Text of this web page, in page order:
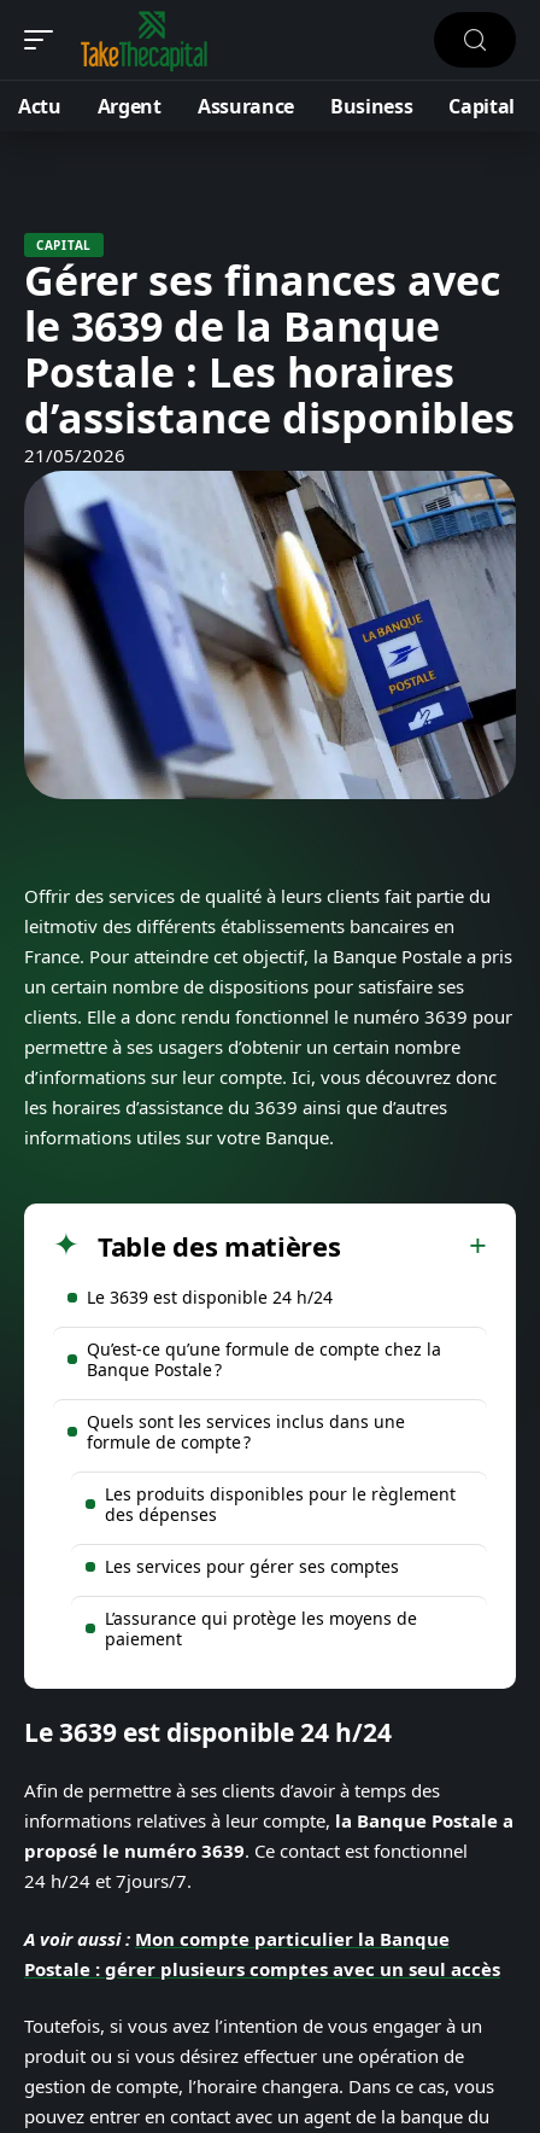
Actu Argent Assurance Business Capital
CAPITAL
Gérer ses finances avec
le 3639 de la Banque
Postale : Les horaires
d’assistance disponibles
21/05/2026
Offrir des services de qualité à leurs clients fait partie du
leitmotiv des différents établissements bancaires en
France. Pour atteindre cet objectif, la Banque Postale a pris
un certain nombre de dispositions pour satisfaire ses
clients. Elle a donc rendu fonctionnel le numéro 3639 pour
permettre à ses usagers d’obtenir un certain nombre
d’informations sur leur compte. Ici, vous découvrez donc
les horaires d’assistance du 3639 ainsi que d’autres
informations utiles sur votre Banque.
Table des matières
Le 3639 est disponible 24 h/24
Qu’est-ce qu’une formule de compte chez la
Banque Postale ?
Quels sont les services inclus dans une
formule de compte ?
Les produits disponibles pour le règlement
des dépenses
Les services pour gérer ses comptes
L’assurance qui protège les moyens de
paiement
Le 3639 est disponible 24 h/24
Afin de permettre à ses clients d’avoir à temps des
informations relatives à leur compte, la Banque Postale a
proposé le numéro 3639. Ce contact est fonctionnel
24 h/24 et 7jours/7.
A voir aussi : Mon compte particulier la Banque
Postale : gérer plusieurs comptes avec un seul accès
Toutefois, si vous avez l’intention de vous engager à un
produit ou si vous désirez effectuer une opération de
gestion de compte, l’horaire changera. Dans ce cas, vous
pouvez entrer en contact avec un agent de la banque du